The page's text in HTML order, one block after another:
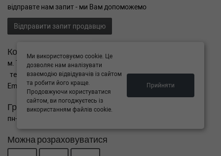
відправте нам запит - ми Вам допоможемо
Відправити запит продавцю
Контакти
м. Тернопіль вул. Микулинецька 106а
тел. +38(099)650-59-19
Email. autokitparts@yahoo.com
Графік роботи
пн-пт з 9:00 до 17:00, сб - вихідний, нд - вихідний
Можна розраховуватися
Ми використовуємо cookie. Це
дозволяє нам аналізувати
взаємодію відвідувачів із сайтом
та робити його краще.
Продовжуючи користуватися
сайтом, ви погоджуєтесь із
використанням файлів cookie.
Прийняти